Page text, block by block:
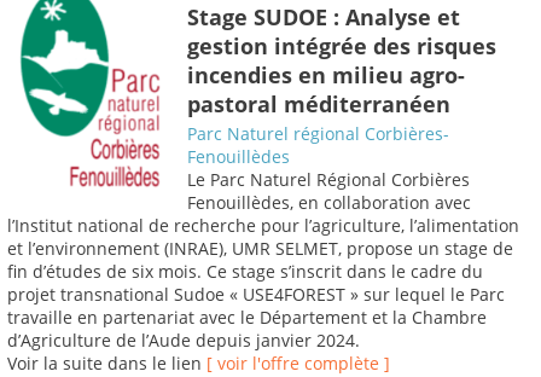
Stage SUDOE : Analyse et
gestion intégrée des risques
incendies en milieu agro-
pastoral méditerranéen
Parc Naturel régional Corbières-
Fenouillèdes
Le Parc Naturel Régional Corbières
Fenouillèdes, en collaboration avec
l’Institut national de recherche pour l’agriculture, l’alimentation
et l’environnement (INRAE), UMR SELMET, propose un stage de
fin d’études de six mois. Ce stage s’inscrit dans le cadre du
projet transnational Sudoe « USE4FOREST » sur lequel le Parc
travaille en partenariat avec le Département et la Chambre
d’Agriculture de l’Aude depuis janvier 2024.
Voir la suite dans le lien [ voir l'offre complète ]